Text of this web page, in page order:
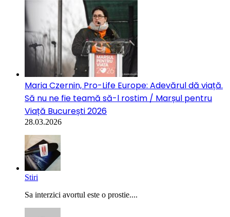
Maria Czernin, Pro-Life Europe: Adevărul dă viață.
Să nu ne fie teamă să-l rostim / Marșul pentru
Viață București 2026
28.03.2026
Stiri
Sa interzici avortul este o prostie....